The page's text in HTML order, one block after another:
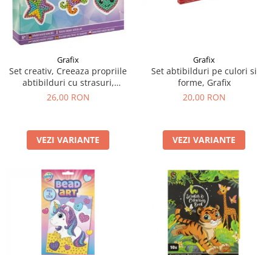
Grafix
Set creativ, Creeaza propriile
abtibilduri cu strasuri,
Diamond paint stickers, Grafix
26,00 RON
VEZI VARIANTE
Grafix
Set abtibilduri pe culori si
forme, Grafix
20,00 RON
VEZI VARIANTE